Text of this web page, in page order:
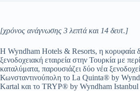
[χρόνος ανάγνωσης 3 λεπτά και 14 δευτ.]
Η Wyndham Hotels & Resorts, η κορυφαία
ξενοδοχειακή εταιρεία στην Τουρκία με
καταλύματα, παρουσιάζει δύο νέα
Κωνσταντινούπολη το La Quinta® by
Kartal και το TRYP® by Wyndham